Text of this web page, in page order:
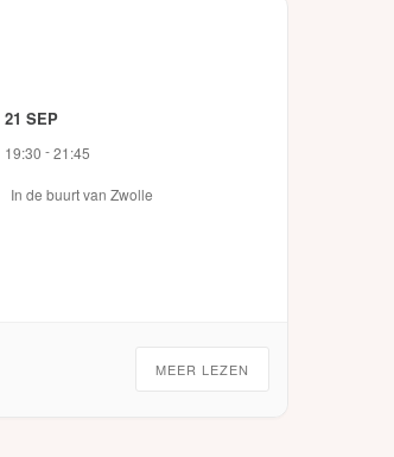
21 SEP
19:30 -21:45
In de buurt van Zwolle
MEER LEZEN